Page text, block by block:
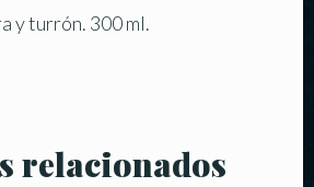
y turrón. 300 ml.
relacionados